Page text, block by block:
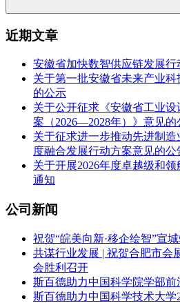
近期文章
安徽省加快数智供应链发展行
关于第一批安徽省未来产业
的公示
关于公开征求《安徽省工业
案（2026—2028年）》意见的
关于征求进一步推动先进制
度融合发展行动方案意见的公
关于开展2026年度卓越级和
通知
公司新闻
祝贺“皖美向新·移企绘智”宣
共谋行业发展 | 祝贺合肥市会
会胜利召开
斯百德助力中国科学院学部前
斯百德助力中国科学技术大学